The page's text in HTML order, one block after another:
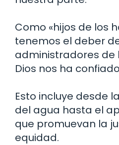
Como «hijos de los
tenemos el deber
administradores de
Dios nos ha
Esto incluye desde
del agua hasta el
que promuevan la
equidad.